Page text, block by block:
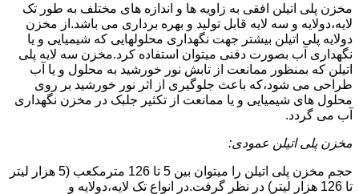
مخزن پلی اتیلن افقی به زاویه ها و اندازه های مختلف به طور تک
لایه،دولایه و سه لایه قابل تولید و بهره برداری می باشد.از مخزن
دولایه پلی اتیلن بیشتر جهت نگهداری محلولهایی که شیمیایی و یا
نگهداری آب بصورت دفنی میتوان استفاده کرد.مخزن سه لایه پلی
اتیلن که بمنظور ممانعت از تابش نور خورشید به محلول و یا آب
طراحی می شود،که باعث جلوگیری از اثر نور خورشید بر روی
محلول های شیمیایی و یا ممانعت از تکثیر جلبک در مخزن نگهداری
آب می گردد.
مخزن پلی اتیلن عمودی:
حجم مخزن پلی اتیلن را میتوان بین 5 تا 126 مترمکعب (5 هزار لیتر
تا 126 هزار لیتر) در نظر گرفت.در انواع تک لایه،دولایه و